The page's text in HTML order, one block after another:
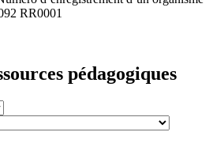
RR0001
pédagogiques